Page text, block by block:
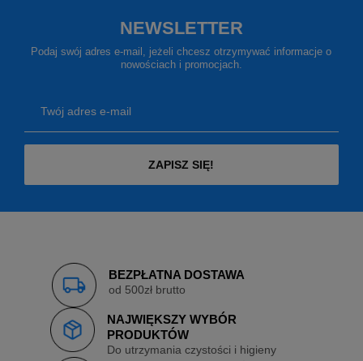
NEWSLETTER
Podaj swój adres e-mail, jeżeli chcesz otrzymywać informacje o
nowościach i promocjach.
Twój adres e-mail
ZAPISZ SIĘ!
BEZPŁATNA DOSTAWA
od 500zł brutto
NAJWIĘKSZY WYBÓR
PRODUKTÓW
Do utrzymania czystości i higieny